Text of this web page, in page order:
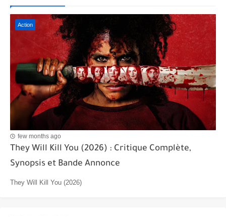
Action
few months ago
They Will Kill You (2026) : Critique Complète,
Synopsis et Bande Annonce
They Will Kill You (2026)